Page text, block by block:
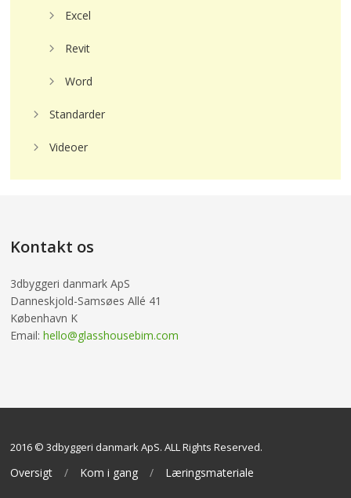
Excel
Revit
Word
Standarder
Videoer
Kontakt os
3dbyggeri danmark ApS
Danneskjold-Samsøes Allé 41
København K
Email:hello@glasshousebim.com
2016 © 3dbyggeri danmark ApS. ALL Rights Reserved.
Oversigt Kom i gang Læringsmateriale